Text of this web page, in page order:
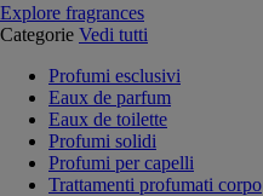
Explore fragrances
Categorie Vedi tutti
Profumi esclusivi
Eaux de parfum
Eaux de toilette
Profumi solidi
Profumi per capelli
Trattamenti profumati corpo